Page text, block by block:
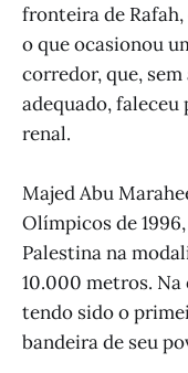
fronteira de
o que ocasionou
corredor, que,
adequado,
renal.
Majed Abu
Olímpicos de
Palestina na
10.000 metros.
tendo sido o
bandeira de seu